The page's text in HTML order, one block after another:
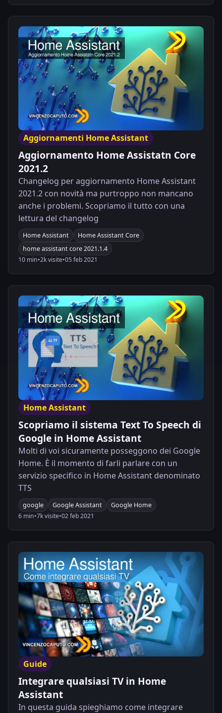
Aggiornamenti Home Assistant
Aggiornamento Home Assistatn Core
2021.2
Changelog per aggiornamento Home Assistant
2021.2 con novità ma purtroppo non mancano
anche i problemi. Scopriamo il tutto con una
lettura del changelog
Home Assistant
Home Assistant Core
home assistant core 2021.1.4
10 min•2k visite•05 feb 2021
Home Assistant
Scopriamo il sistema Text To Speech di
Google in Home Assistant
Molti di voi sicuramente posseggono dei Google
Home. È il momento di farli parlare con un
servizio specifico in Home Assistant denominato
TTS
google Google Assistant
Google Home
6 min•7k visite•02 feb 2021
Guide
Integrare qualsiasi TV in Home
Assistant
In questa guida spieghiamo come integrare